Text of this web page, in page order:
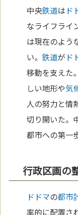
中央鉄道は ド
なライフライ
は現在のよう
い。鉄道が ド
移動を支えた
しい地形や気
人の努力と情
切り開いた。
都市への第一
行政区画の
ドドマの都市
率的に配置さ